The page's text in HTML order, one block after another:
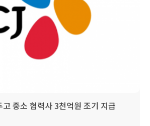
중소 협력사 3천억원 조기 지급